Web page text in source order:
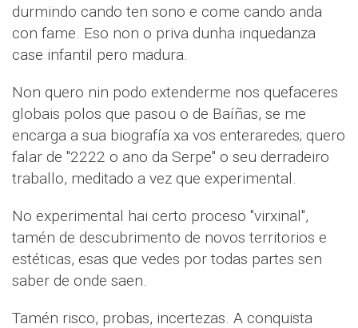
durmindo cando ten sono e come cando anda
con fame. Eso non o priva dunha inquedanza
case infantil pero madura.
Non quero nin podo extenderme nos quefaceres
globais polos que pasou o de Baíñas, se me
encarga a sua biografía xa vos enteraredes; quero
falar de "2222 o ano da Serpe" o seu derradeiro
traballo, meditado a vez que experimental.
No experimental hai certo proceso "virxinal",
tamén de descubrimento de novos territorios e
estéticas, esas que vedes por todas partes sen
saber de onde saen.
Tamén risco, probas, incertezas. A conquista